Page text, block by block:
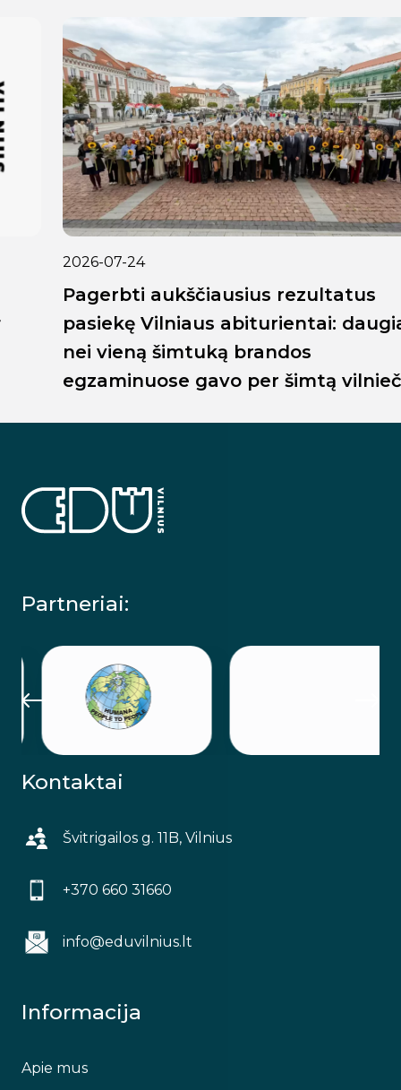
2026-07-24
Pagerbti aukščiausius rezultatus
pasiekę Vilniaus abiturientai: daugiau
nei vieną šimtuką brandos
egzaminuose gavo per šimtą vilniečių
Partneriai:
Kontaktai
Švitrigailos g. 11B, Vilnius
+370 660 31660
info@eduvilnius.lt
Informacija
Apie mus